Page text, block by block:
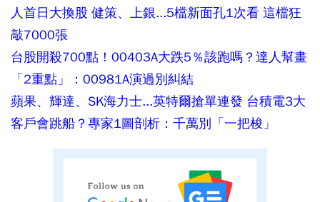
人首日大換股 健策、上銀...5檔新面孔1次看 這檔狂
敲7000張
台股開殺700點！00403A大跌5％該跑嗎？達人幫畫
「2重點」：00981A演過別糾結
蘋果、輝達、SK海力士...英特爾搶單連發 台積電3大
客戶會跳船？專家1圖剖析：千萬別「一把梭」